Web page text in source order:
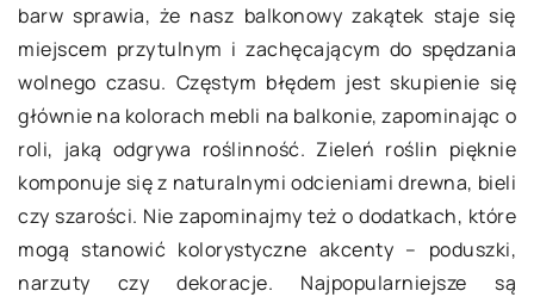
barw sprawia, że nasz balkonowy zakątek staje się
miejscem przytulnym i zachęcającym do spędzania
wolnego czasu. Częstym błędem jest skupienie się
głównie na kolorach mebli na balkonie, zapominając o
roli, jaką odgrywa roślinność. Zieleń roślin pięknie
komponuje się z naturalnymi odcieniami drewna, bieli
czy szarości. Nie zapominajmy też o dodatkach, które
mogą stanowić kolorystyczne akcenty – poduszki,
narzuty czy dekoracje. Najpopularniejsze są